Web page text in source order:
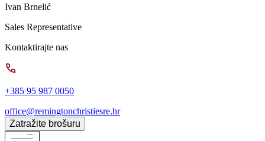
Ivan Brnelić
Sales Representative
Kontaktirajte nas
+385 95 987 0050
office@remingtonchristiesre.hr
Zatražite brošuru